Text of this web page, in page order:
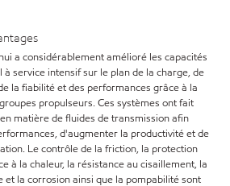
a considérablement amélioré les capacités
service intensif sur le plan de la charge, de
la fiabilité et des performances grâce à la
propulseurs. Ces systèmes ont fait
matière de fluides de transmission afin
d'augmenter la productivité et de
Le contrôle de la friction, la protection
à la chaleur, la résistance au cisaillement, la
et la corrosion ainsi que la pompabilité sont